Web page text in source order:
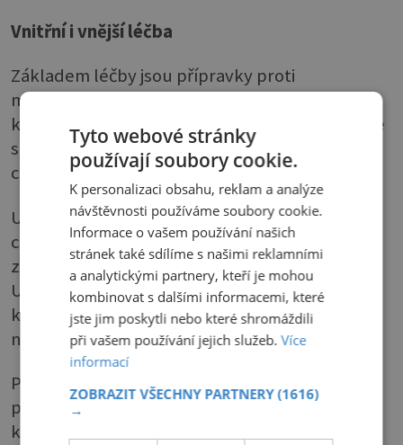
Vnitřní i vnější léčba
Základem léčby jsou přípravky proti
mikroskopickým houbám – antimykotika. Na
kožní formy se používají roztoky a spreje, které
se nanášejí mezi prsty, masti a krémy na
chodidla.
U infekcí, které způsobují „zmozolnatění“
chodidla, je zapotřebí zrohovatělé vrstvy
ztenčit, což se dělá aplikací salicylové vazelíny.
U úporných kožních forem se pak místní léčba
kombinuje s podáváním tablet. Totéž platí při
napadení nehtů.
Pokud plíseň zasahuje více než třetinu nehtu,
pak místní antimykotika nestačí. Léčba je
každopádně zdlouhavá, počítejte s mnoha
Tyto webové stránky
používají soubory cookie.
K personalizaci obsahu, reklam a analýze
návštěvnosti používáme soubory cookie.
Informace o vašem používání našich
stránek také sdílíme s našimi reklamními
a analytickými partnery, kteří je mohou
kombinovat s dalšími informacemi, které
jste jim poskytli nebo které shromáždili
při vašem používání jejich služeb.Více
informací
ZOBRAZIT VŠECHNY PARTNERY(1616)
→